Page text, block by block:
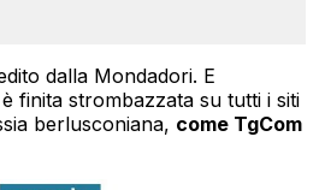
dalla Mondadori. E
finita strombazzata su tutti i siti
berlusconiana, come TgCom